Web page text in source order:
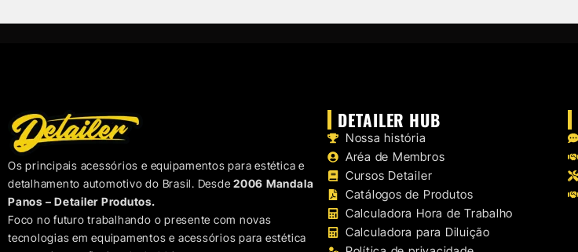
Os principais acessórios e equipamentos para estética e
detalhamento automotivo do Brasil. Desde2006 Mandala
Panos – Detailer Produtos.
Foco no futuro trabalhando o presente com novas
tecnologias em equipamentos e acessórios para estética
DETAILER HUB
Nossa história
Aréa de Membros
Cursos Detailer
Catálogos de Produtos
Calculadora Hora de Trabalho
Calculadora para Diluição